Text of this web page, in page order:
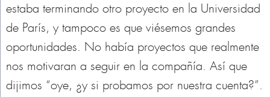
estaba terminando otro proyecto en la Universidad
de París, y tampoco es que viésemos grandes
oportunidades. No había proyectos que realmente
nos motivaran a seguir en la compañía. Así que
dijimos “oye, ¿y si probamos por nuestra cuenta?”.